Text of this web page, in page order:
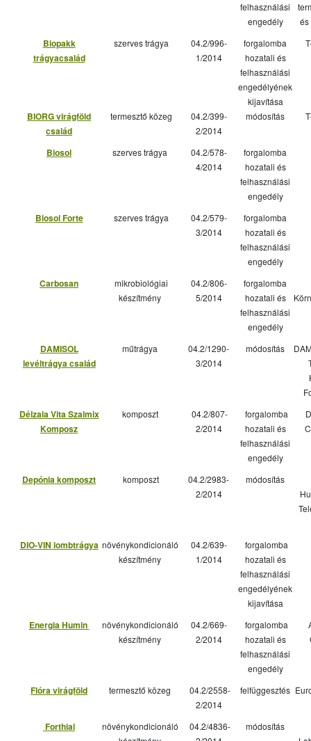
felhasználási
engedély
és
Biopakk
trágyacsalád
szerves trágya
04.2/996-
1/2014
forgalomba
hozatali és
felhasználási
engedélyének
kijavítása
BIORG virágföld
család
termesztő közeg
04.2/399-
2/2014
módosítás
Biosol szerves trágya
04.2/578-
4/2014
forgalomba
hozatali és
felhasználási
engedély
Biosol Forte szerves trágya
04.2/579-
3/2014
forgalomba
hozatali és
felhasználási
engedély
Carbosan
mikrobiológiai
készítmény
04.2/806-
5/2014
forgalomba
hozatali és
felhasználási
engedély
DAMISOL
levéltrágya család
műtrágya
04.2/1290-
3/2014
módosítás
Délzala Vita Szalmix
Komposz
komposzt
04.2/807-
2/2014
forgalomba
hozatali és
felhasználási
engedély
Depónia komposzt komposzt
04.2/2983-
2/2014
módosítás
DIO-VIN lombtrágya növénykondicionáló
készítmény
04.2/639-
1/2014
forgalomba
hozatali és
felhasználási
engedélyének
kijavítása
Energia Humin
növénykondicionáló
készítmény
04.2/669-
2/2014
forgalomba
hozatali és
felhasználási
engedély
Flóra virágföld termesztő közeg
04.2/2558-
2/2014
felfüggesztés
Forthial
növénykondicionáló
04.2/4836-
módosítás